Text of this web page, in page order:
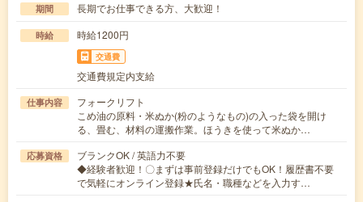
期間 長期でお仕事できる方、大歓迎！
時給 時給1200円
交通費
交通費規定内支給
仕事内容
フォークリフト
こめ油の原料・米ぬか(粉のようなもの)の入った袋を開け
る、畳む、材料の運搬作業。ほうきを使って米ぬか…
応募資格
ブランクOK / 英語力不要
◆経験者歓迎！〇まずは事前登録だけでもOK！履歴書不要
で気軽にオンライン登録★氏名・職種などを入力す…